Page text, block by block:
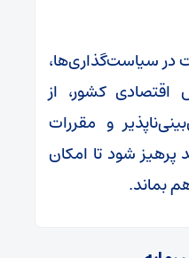
در سیاست‌گذاری‌ها،
کشور، از
و مقررات
پرهیز شود تا امکان
بماند.